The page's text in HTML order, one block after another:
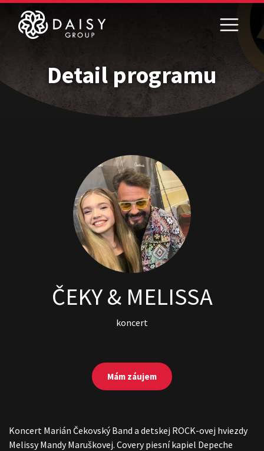
Detail programu
ČEKY & MELISSA
koncert
Mám záujem
Koncert Marián Čekovský Band a detskej ROCK-ovej hviezdy
Melissy Mandy Maruškovej. Covery piesní kapiel Depeche